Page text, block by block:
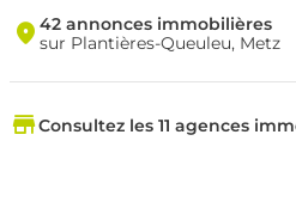
42 annonces immobilières
sur Plantières-Queuleu, Metz
Consultez les 11 agences